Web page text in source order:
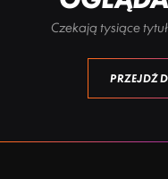
Czekają tysiące
PRZEJDŹ